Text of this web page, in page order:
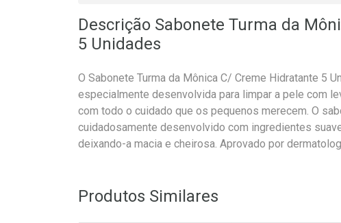
Descrição Sabonete Turma da
5 Unidades
O Sabonete Turma da Mônica C/ Creme Hidratante 5
especialmente desenvolvida para limpar a pele com
com todo o cuidado que os pequenos merecem. O
cuidadosamente desenvolvido com ingredientes
deixando-a macia e cheirosa. Aprovado por
Produtos Similares